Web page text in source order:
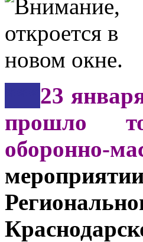
23
прошло
оборонно-